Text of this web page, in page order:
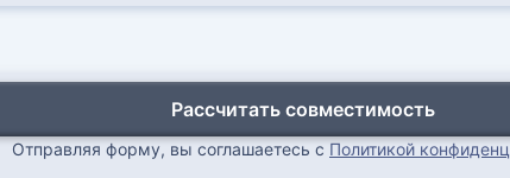
Рассчитать совместимость
Отправляя форму, вы соглашаетесь с Политикой